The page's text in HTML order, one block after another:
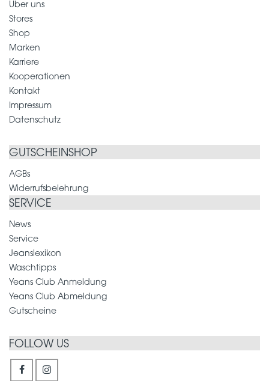
Über uns
Stores
Shop
Marken
Karriere
Kooperationen
Kontakt
Impressum
Datenschutz
GUTSCHEINSHOP
AGBs
Widerrufsbelehrung
SERVICE
News
Service
Jeanslexikon
Waschtipps
Yeans Club Anmeldung
Yeans Club Abmeldung
Gutscheine
FOLLOW US